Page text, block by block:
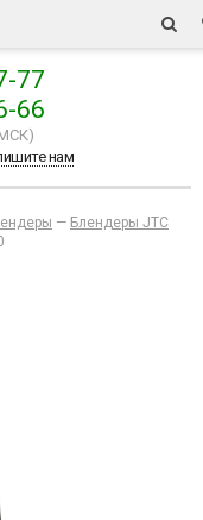
77
66
нам
— Блендеры JTC